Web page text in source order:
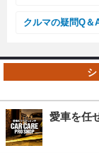
クルマの疑問Q＆
愛車を任